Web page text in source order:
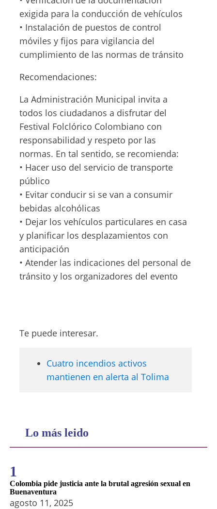
exigida para la conducción de vehículos
• Instalación de puestos de control
móviles y fijos para vigilancia del
cumplimiento de las normas de tránsito
Recomendaciones:
La Administración Municipal invita a
todos los ciudadanos a disfrutar del
Festival Folclórico Colombiano con
responsabilidad y respeto por las
normas. En tal sentido, se recomienda:
• Hacer uso del servicio de transporte
público
• Evitar conducir si se van a consumir
bebidas alcohólicas
• Dejar los vehículos particulares en casa
y planificar los desplazamientos con
anticipación
• Atender las indicaciones del personal de
tránsito y los organizadores del evento
Te puede interesar.
Cuatro incendios activos
mantienen en alerta al Tolima
Lo más leido
1
Colombia pide justicia ante la brutal agresión sexual en
Buenaventura
agosto 11, 2025